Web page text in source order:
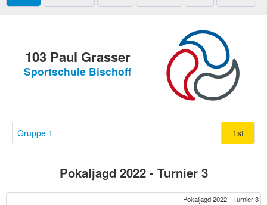
103 Paul Grasser
Sportschule Bischoff
Gruppe 1 1st
Pokaljagd 2022 - Turnier 3
Pokaljagd 2022 - Turnier 3